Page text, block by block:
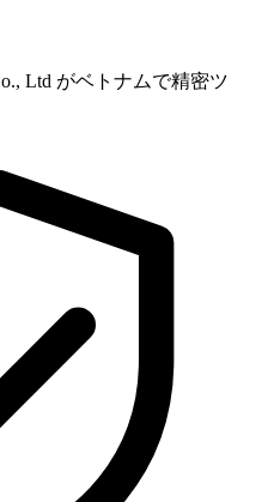
Ltd がベトナムで精密ツ